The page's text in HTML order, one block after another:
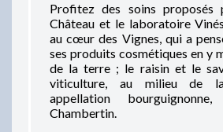
Profitez des soins proposés
Château et le laboratoire
au cœur des Vignes, qui a
ses produits cosmétiques en y
de la terre ; le raisin et le
viticulture, au milieu de la
appellation
Chambertin.